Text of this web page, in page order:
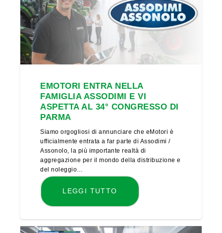
EMOTORI ENTRA NELLA
FAMIGLIA ASSODIMI E VI
ASPETTA AL 34° CONGRESSO DI
PARMA
Siamo orgogliosi di annunciare che eMotori è
ufficialmente entrata a far parte di Assodimi /
Assonolo, la più importante realtà di
aggregazione per il mondo della distribuzione e
del noleggio…
LEGGI TUTTO